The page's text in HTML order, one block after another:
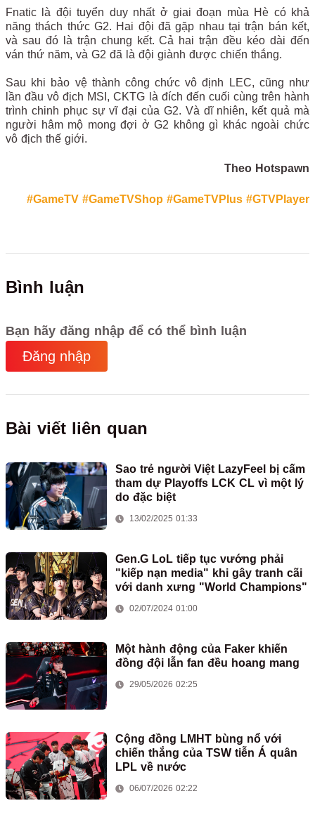
Fnatic là đội tuyển duy nhất ở giai đoạn mùa Hè có khả
năng thách thức G2. Hai đội đã gặp nhau tại trận bán kết,
và sau đó là trận chung kết. Cả hai trận đều kéo dài đến
ván thứ năm, và G2 đã là đội giành được chiến thắng.
Sau khi bảo vệ thành công chức vô định LEC, cũng như
lần đầu vô địch MSI, CKTG là đích đến cuối cùng trên hành
trình chinh phục sự vĩ đại của G2. Và dĩ nhiên, kết quả mà
người hâm mộ mong đợi ở G2 không gì khác ngoài chức
vô địch thế giới.
Theo Hotspawn
#GameTV #GameTVShop #GameTVPlus #GTVPlayer
Bình luận
Bạn hãy đăng nhập để có thể bình luận
Đăng nhập
Bài viết liên quan
Sao trẻ người Việt LazyFeel bị cấm
tham dự Playoffs LCK CL vì một lý
do đặc biệt
13/02/2025 01:33
Gen.G LoL tiếp tục vướng phải
"kiếp nạn media" khi gây tranh cãi
với danh xưng "World Champions"
02/07/2024 01:00
Một hành động của Faker khiến
đồng đội lẫn fan đều hoang mang
29/05/2026 02:25
Cộng đồng LMHT bùng nổ với
chiến thắng của TSW tiễn Á quân
LPL về nước
06/07/2026 02:22